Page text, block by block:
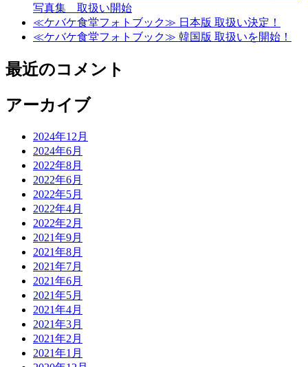
写真集 取扱い開始
≪ケバケ食堂フォトブック≫ 日本版 取扱い決定！
≪ケバケ食堂フォトブック≫ 韓国版 取扱いを開始！
最近のコメント
アーカイブ
2024年12月
2024年6月
2022年8月
2022年6月
2022年5月
2022年4月
2022年2月
2021年9月
2021年8月
2021年7月
2021年6月
2021年5月
2021年4月
2021年3月
2021年2月
2021年1月